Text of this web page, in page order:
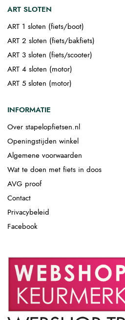
ART SLOTEN
ART 1 sloten (fiets/boot)
ART 2 sloten (fiets/bakfiets)
ART 3 sloten (fiets/scooter)
ART 4 sloten (motor)
ART 5 sloten (motor)
INFORMATIE
Over stapelopfietsen.nl
Openingstijden winkel
Algemene voorwaarden
Wat te doen met fiets in doos
AVG proof
Contact
Privacybeleid
Facebook